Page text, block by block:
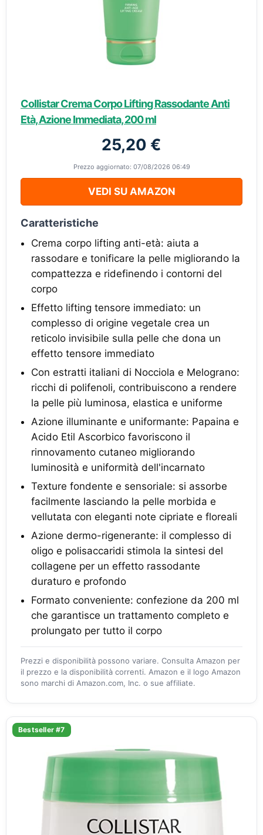
Collistar Crema Corpo Lifting Rassodante Anti
Età, Azione Immediata, 200 ml
25,20 €
Prezzo aggiornato: 07/08/2026 06:49
VEDI SU AMAZON
Caratteristiche
Crema corpo lifting anti-età: aiuta a
rassodare e tonificare la pelle migliorando la
compattezza e ridefinendo i contorni del
corpo
Effetto lifting tensore immediato: un
complesso di origine vegetale crea un
reticolo invisibile sulla pelle che dona un
effetto tensore immediato
Con estratti italiani di Nocciola e Melograno:
ricchi di polifenoli, contribuiscono a rendere
la pelle più luminosa, elastica e uniforme
Azione illuminante e uniformante: Papaina e
Acido Etil Ascorbico favoriscono il
rinnovamento cutaneo migliorando
luminosità e uniformità dell'incarnato
Texture fondente e sensoriale: si assorbe
facilmente lasciando la pelle morbida e
vellutata con eleganti note cipriate e floreali
Azione dermo-rigenerante: il complesso di
oligo e polisaccaridi stimola la sintesi del
collagene per un effetto rassodante
duraturo e profondo
Formato conveniente: confezione da 200 ml
che garantisce un trattamento completo e
prolungato per tutto il corpo
Prezzi e disponibilità possono variare. Consulta Amazon per
il prezzo e la disponibilità correnti. Amazon e il logo Amazon
sono marchi di Amazon.com, Inc. o sue affiliate.
Bestseller #7